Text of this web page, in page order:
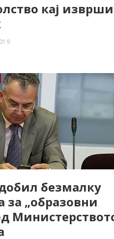
кај
безмалку
за „образовни